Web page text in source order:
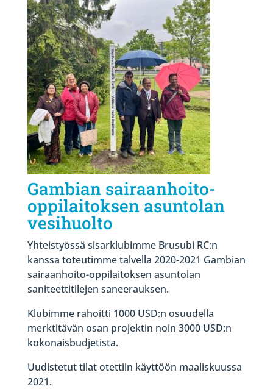
Gambian sairaanhoito-
oppilaitoksen asuntolan
vesihuolto
Yhteistyössä sisarklubimme Brusubi RC:n
kanssa toteutimme talvella 2020-2021 Gambian
sairaanhoito-oppilaitoksen asuntolan
saniteettitilejen saneerauksen.
Klubimme rahoitti 1000 USD:n osuudella
merktitävän osan projektin noin 3000 USD:n
kokonaisbudjetista.
Uudistetut tilat otettiin käyttöön maaliskuussa
2021.